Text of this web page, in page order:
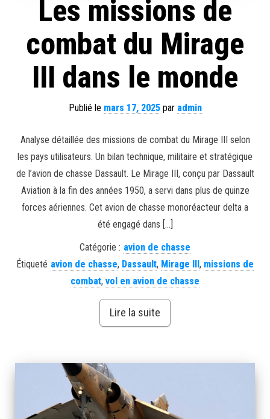
Les missions de
combat du Mirage
III dans le monde
Publié le mars 17, 2025par admin
Analyse détaillée des missions de combat du Mirage III selon
les pays utilisateurs. Un bilan technique, militaire et stratégique
de l’avion de chasse Dassault. Le Mirage III, conçu par Dassault
Aviation à la fin des années 1950, a servi dans plus de quinze
forces aériennes. Cet avion de chasse monoréacteur delta a
été engagé dans […]
Catégorie : avion de chasse
Étiqueté avion de chasse, Dassault, Mirage III , missions de
combat, vol en avion de chasse
Lire la suite